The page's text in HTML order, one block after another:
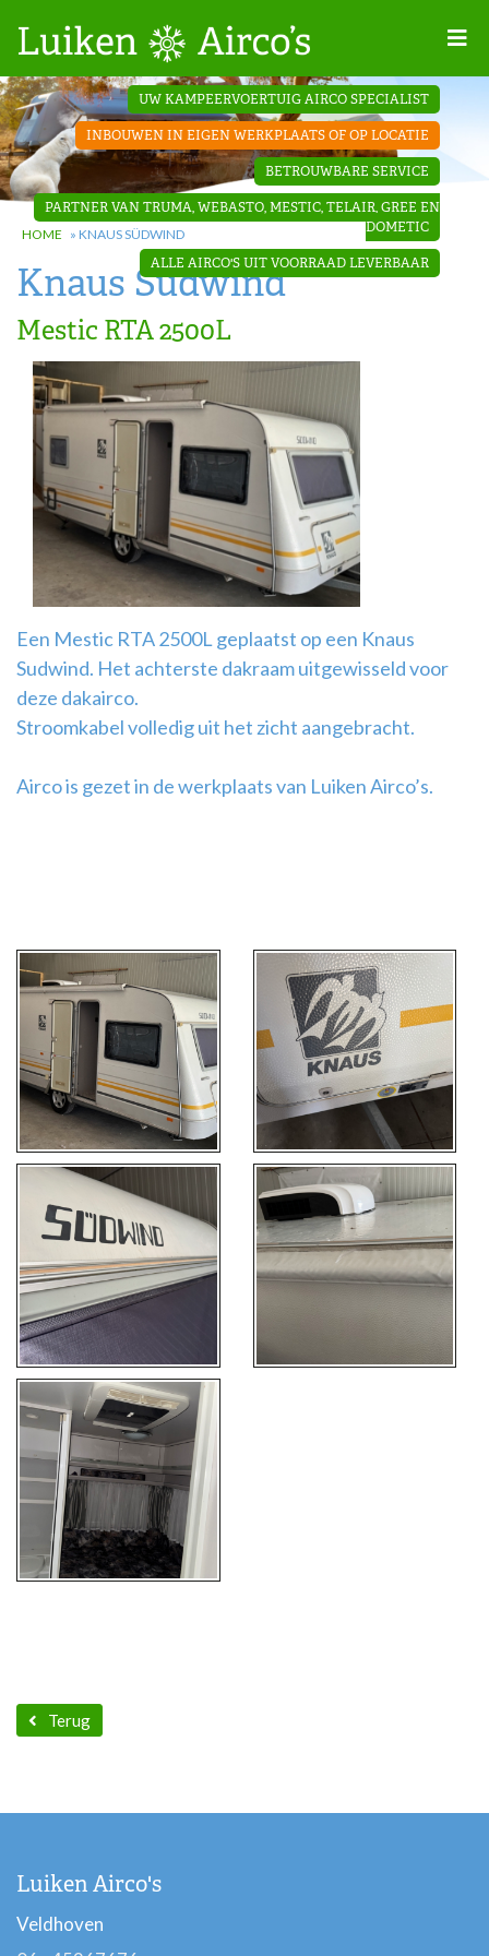
Projecten
Contact
Dakopbouw
airco’s
‘Onder de
bank’ airco’s
‘Teleco
Ultra
Comfort ‘
Airco
montage
UW KAMPEERVOERTUIG AIRCO SPECIALIST
INBOUWEN IN EIGEN WERKPLAATS OF OP LOCATIE
BETROUWBARE SERVICE
PARTNER VAN TRUMA, WEBASTO, MESTIC, TELAIR, GREE EN
DOMETIC
ALLE AIRCO'S UIT VOORRAAD LEVERBAAR
HOME » KNAUS SÜDWIND
Knaus Südwind
Mestic RTA 2500L
Een Mestic RTA 2500L geplaatst op een Knaus
Sudwind. Het achterste dakraam uitgewisseld voor
deze dakairco.
Stroomkabel volledig uit het zicht aangebracht.
Airco is gezet in de werkplaats van Luiken Airco’s.
Terug
Luiken Airco's
Veldhoven